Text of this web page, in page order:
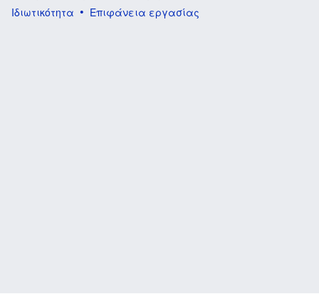
Ιδιωτικότητα
Επιφάνεια εργασίας